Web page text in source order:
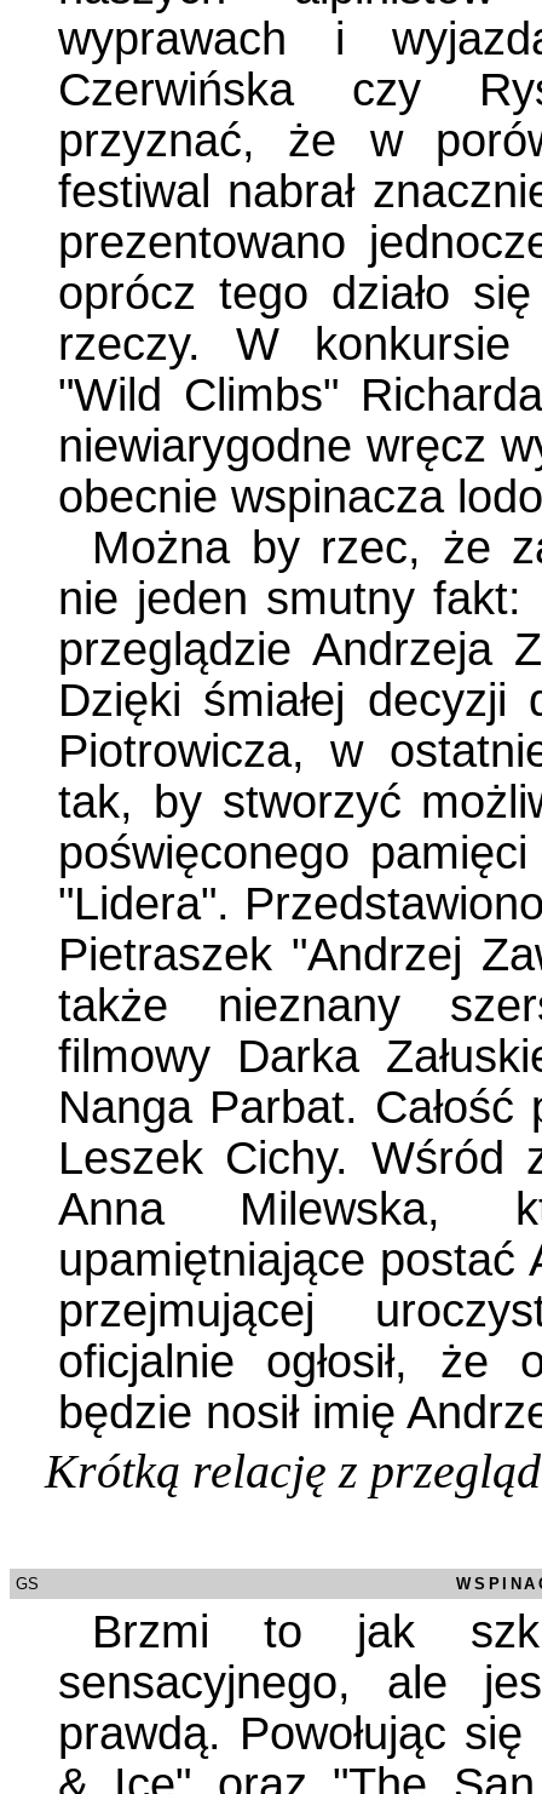
wyprawach i
Czerwińska czy
przyznać, że w
festiwal nabrał
prezentowano
oprócz tego działo
rzeczy. W konkursie
"Wild Climbs"
niewiarygodne wręcz
obecnie wspinacza
Można by rzec, że
nie jeden smutny fakt:
przeglądzie Andrzeja
Dzięki śmiałej decyzji
Piotrowicza, w
tak, by stworzyć
poświęconego
"Lidera".
Pietraszek "Andrzej
także nieznany
filmowy Darka
Nanga Parbat. Całość
Leszek Cichy. Wśród
Anna Milewska,
upamiętniające postać
przejmującej
oficjalnie ogłosił, że
będzie nosił imię
Krótką relację z
GS
Brzmi to jak
sensacyjnego, ale
prawdą. Powołując